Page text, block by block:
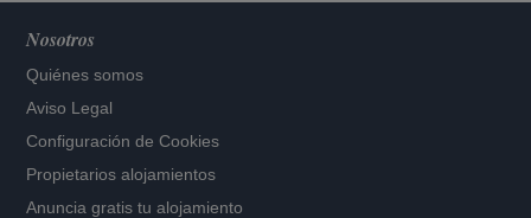
Nosotros
Quiénes somos
Aviso Legal
Configuración de Cookies
Propietarios alojamientos
Anuncia gratis tu alojamiento